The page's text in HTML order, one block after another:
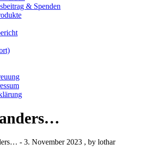
& Spenden
- 3. November 2023 , by lothar